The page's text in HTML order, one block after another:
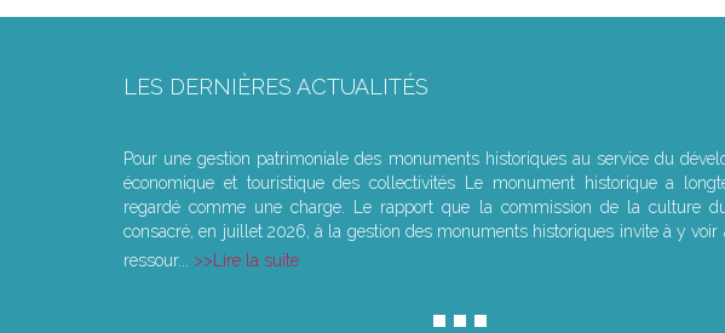
LES DERNIÈRES ACTUALITÉS
Pour une gestion patrimoniale des monuments historiques au service du
économique et touristique des collectivités Le monument historique a
regardé comme une charge. Le rapport que la commission de la culture
consacré, en juillet 2026, à la gestion des monuments historiques invite à y voir
ressour...
Lire la suite